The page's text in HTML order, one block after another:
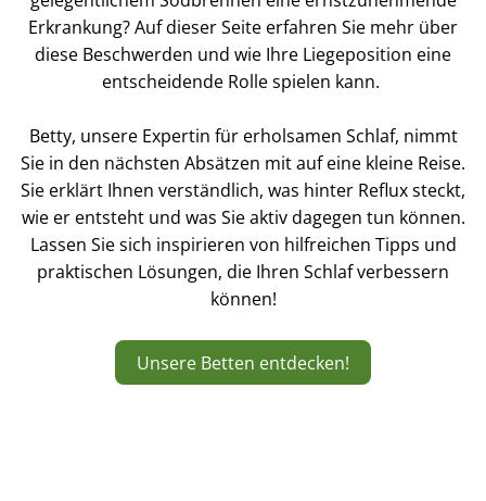
Erkrankung? Auf dieser Seite erfahren Sie mehr über
diese Beschwerden und wie Ihre Liegeposition eine
entscheidende Rolle spielen kann.
Betty, unsere Expertin für erholsamen Schlaf, nimmt
Sie in den nächsten Absätzen mit auf eine kleine Reise.
Sie erklärt Ihnen verständlich, was hinter Reflux steckt,
wie er entsteht und was Sie aktiv dagegen tun können.
Lassen Sie sich inspirieren von hilfreichen Tipps und
praktischen Lösungen, die Ihren Schlaf verbessern
können!
Unsere Betten entdecken!